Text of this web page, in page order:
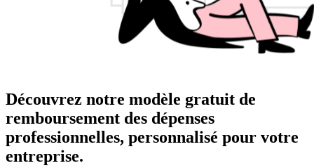
Découvrez notre modèle gratuit de
remboursement des dépenses
professionnelles, personnalisé pour votre
entreprise.